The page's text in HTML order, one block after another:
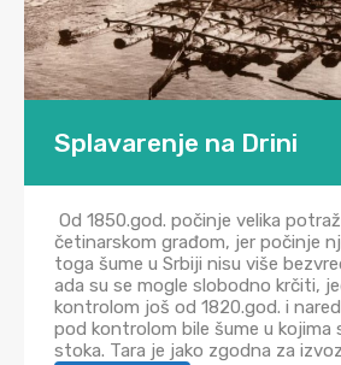
Splavarenje na Drini
Od 1850.god. počinje velika
četinarskom građom, jer počinje
toga šume u Srbiji nisu više
ada su se mogle slobodno krčiti,
kontrolom još od 1820.god. i
pod kontrolom bile šume u kojima
stoka. Tara je jako zgodna za